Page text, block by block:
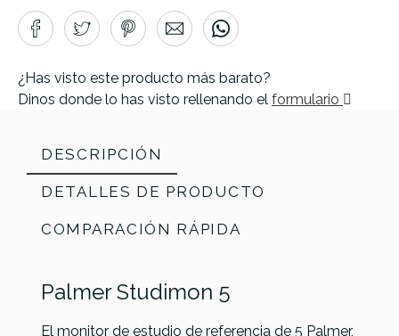
¿Has visto este producto más barato?
Dinos donde lo has visto rellenando el formulario
DESCRIPCIÓN
DETALLES DE PRODUCTO
COMPARACIÓN RÁPIDA
Palmer Studimon 5
El monitor de estudio de referencia de 5 Palmer,